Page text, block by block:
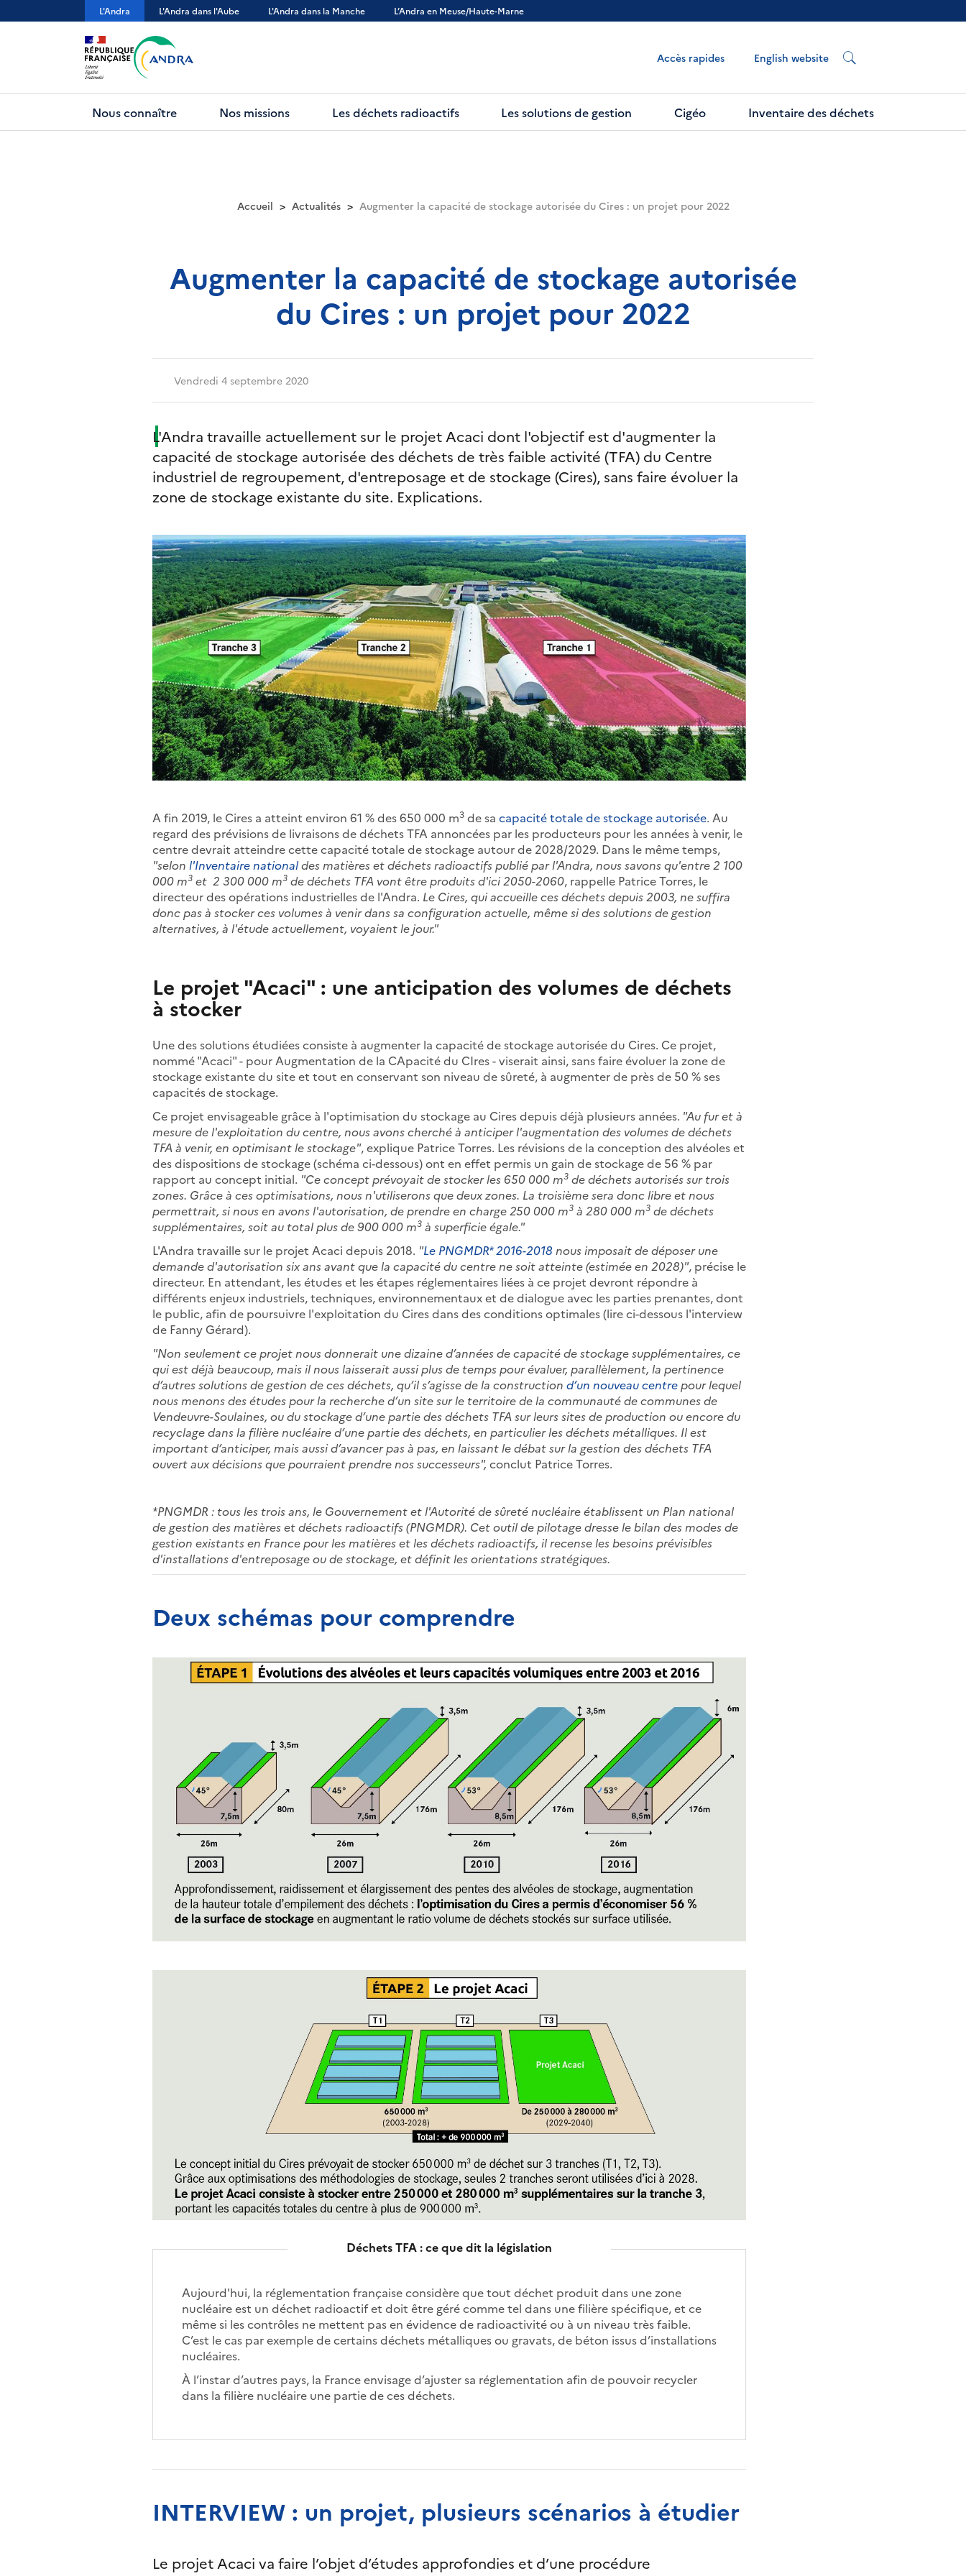
au
L'Andra L'Andra dans l'Aube L'Andra dans la Manche L’Andra en Meuse/Haute-Marne
Accès rapides English website
Nous connaître Nos missions Les déchets radioactifs Les solutions de gestion Cigéo Inventaire des déchets
Accueil Actualités Augmenter la capacité de stockage autorisée du Cires : un projet pour 2022
Augmenter la capacité de stockage autorisée
du Cires : un projet pour 2022
Vendredi 4 septembre 2020
L'Andra travaille actuellement sur le projet Acaci dont l'objectif est d'augmenter la
capacité de stockage autorisée des déchets de très faible activité (TFA) du Centre
industriel de regroupement, d'entreposage et de stockage (Cires), sans faire évoluer la
zone de stockage existante du site. Explications.
A fin 2019, le Cires a atteint environ 61 % des 650 000 m3 de sa capacité totale de stockage autorisée. Au
regard des prévisions de livraisons de déchets TFA annoncées par les producteurs pour les années à venir, le
centre devrait atteindre cette capacité totale de stockage autour de 2028/2029. Dans le même temps,
"selon l'Inventaire nationaldes matières et déchets radioactifs publié par l'Andra, nous savons qu'entre 2 100
000 m3 et 2 300 000 m3 de déchets TFA vont être produits d'ici 2050-2060, rappelle Patrice Torres, le
directeur des opérations industrielles de l'Andra. Le Cires, qui accueille ces déchets depuis 2003, ne suffira
donc pas à stocker ces volumes à venir dans sa configuration actuelle, même si des solutions de gestion
alternatives, à l'étude actuellement, voyaient le jour."
Le projet "Acaci" : une anticipation des volumes de déchets
à stocker
Une des solutions étudiées consiste à augmenter la capacité de stockage autorisée du Cires. Ce projet,
nommé "Acaci" - pour Augmentation de la CApacité du CIres - viserait ainsi, sans faire évoluer la zone de
stockage existante du site et tout en conservant son niveau de sûreté, à augmenter de près de 50 % ses
capacités de stockage.
Ce projet envisageable grâce à l'optimisation du stockage au Cires depuis déjà plusieurs années. "Au fur et à
mesure de l'exploitation du centre, nous avons cherché à anticiper l'augmentation des volumes de déchets
TFA à venir, en optimisant le stockage", explique Patrice Torres. Les révisions de la conception des alvéoles et
des dispositions de stockage (schéma ci-dessous) ont en effet permis un gain de stockage de 56 % par
rapport au concept initial. "Ce concept prévoyait de stocker les 650 000 m3 de déchets autorisés sur trois
zones. Grâce à ces optimisations, nous n'utiliserons que deux zones. La troisième sera donc libre et nous
permettrait, si nous en avons l'autorisation, de prendre en charge 250 000 m3 à 280 000 m3 de déchets
supplémentaires, soit au total plus de 900 000 m3 à superficie égale."
L'Andra travaille sur le projet Acaci depuis 2018. "Le PNGMDR* 2016-2018 nous imposait de déposer une
demande d'autorisation six ans avant que la capacité du centre ne soit atteinte (estimée en 2028)", précise le
directeur. En attendant, les études et les étapes réglementaires liées à ce projet devront répondre à
différents enjeux industriels, techniques, environnementaux et de dialogue avec les parties prenantes, dont
le public, afin de poursuivre l'exploitation du Cires dans des conditions optimales (lire ci-dessous l'interview
de Fanny Gérard).
"Non seulement ce projet nous donnerait une dizaine d’années de capacité de stockage supplémentaires, ce
qui est déjà beaucoup, mais il nous laisserait aussi plus de temps pour évaluer, parallèlement, la pertinence
d’autres solutions de gestion de ces déchets, qu’il s’agisse de la construction d’un nouveau centre pour lequel
nous menons des études pour la recherche d’un site sur le territoire de la communauté de communes de
Vendeuvre-Soulaines, ou du stockage d’une partie des déchets TFA sur leurs sites de production ou encore du
recyclage dans la filière nucléaire d’une partie des déchets, en particulier les déchets métalliques. Il est
important d’anticiper, mais aussi d’avancer pas à pas, en laissant le débat sur la gestion des déchets TFA
ouvert aux décisions que pourraient prendre nos successeurs", conclut Patrice Torres.
*PNGMDR : tous les trois ans, le Gouvernement et l'Autorité de sûreté nucléaire établissent un Plan national
de gestion des matières et déchets radioactifs (PNGMDR). Cet outil de pilotage dresse le bilan des modes de
gestion existants en France pour les matières et les déchets radioactifs, il recense les besoins prévisibles
d'installations d'entreposage ou de stockage, et définit les orientations stratégiques.
Deux schémas pour comprendre
Déchets TFA : ce que dit la législation
Aujourd'hui, la réglementation française considère que tout déchet produit dans une zone
nucléaire est un déchet radioactif et doit être géré comme tel dans une filière spécifique, et ce
même si les contrôles ne mettent pas en évidence de radioactivité ou à un niveau très faible.
C’est le cas par exemple de certains déchets métalliques ou gravats, de béton issus d’installations
nucléaires.
À l’instar d’autres pays, la France envisage d’ajuster sa réglementation afin de pouvoir recycler
dans la filière nucléaire une partie de ces déchets.
INTERVIEW : un projet, plusieurs scénarios à étudier
Le projet Acaci va faire l’objet d’études approfondies et d’une procédure